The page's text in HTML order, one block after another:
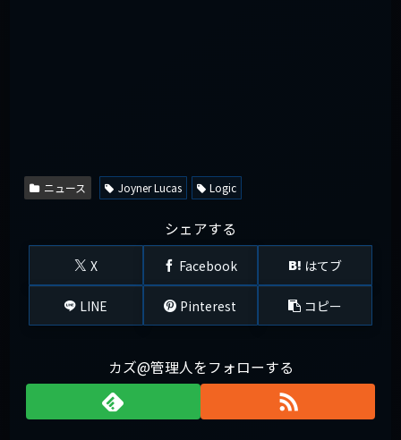
ニュース Joyner Lucas Logic
シェアする
X Facebook はてブ
LINE Pinterest コピー
カズ@管理人をフォローする